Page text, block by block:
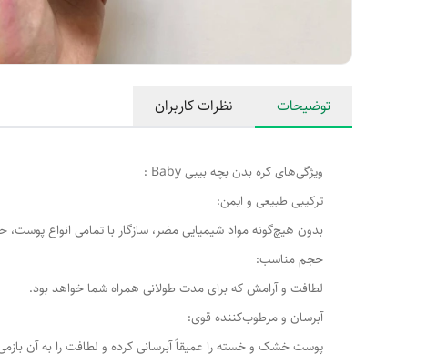
توضیحات نظرات کاربران
ویژگی‌های کره بدن بچه بیبی Baby :
ترکیبی طبیعی و ایمن:
بدون هیچ‌گونه مواد شیمیایی مضر، سازگار با تمامی انواع
حجم مناسب:
لطافت و آرامش که برای مدت طولانی همراه شما خواهد بود.
آبرسان و مرطوب‌کننده قوی:
پوست خشک و خسته را عمیقاً آبرسانی کرده و لطافت را به آن